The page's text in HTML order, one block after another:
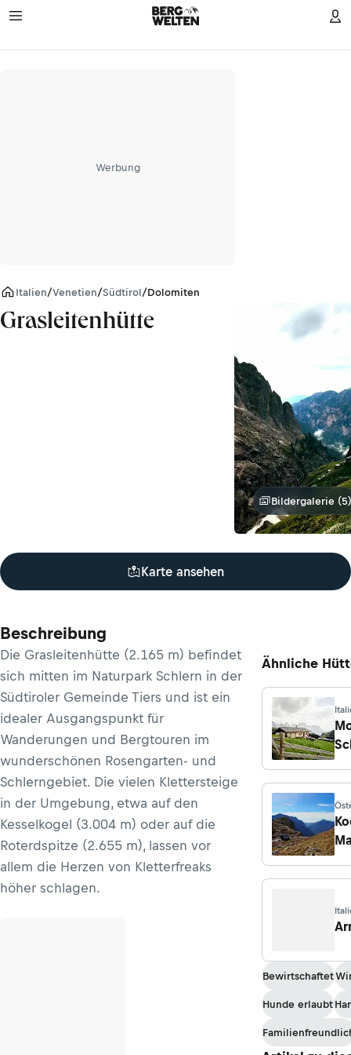
Werbung
Italien/Venetien/Südtirol/Dolomiten
Grasleitenhütte
Bildergalerie (5)
Karte ansehen
Beschreibung
Die Grasleitenhütte (2.165 m) befindet
sich mitten im Naturpark Schlern in der
Südtiroler Gemeinde Tiers und ist ein
idealer Ausgangspunkt für
Wanderungen und Bergtouren im
wunderschönen Rosengarten- und
Schlerngebiet. Die vielen Klettersteige
in der Umgebung, etwa auf den
Kesselkogel (3.004 m) oder auf die
Roterdspitze (2.655 m), lassen vor
allem die Herzen von Kletterfreaks
höher schlagen.
Ähnliche
Bewirtschaftet
Hunde erlaubt